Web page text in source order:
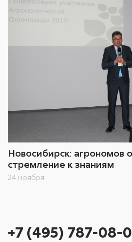
Новосибирск: агрономов
стремление к знаниям
24 ноября
+7 (495) 787-08-